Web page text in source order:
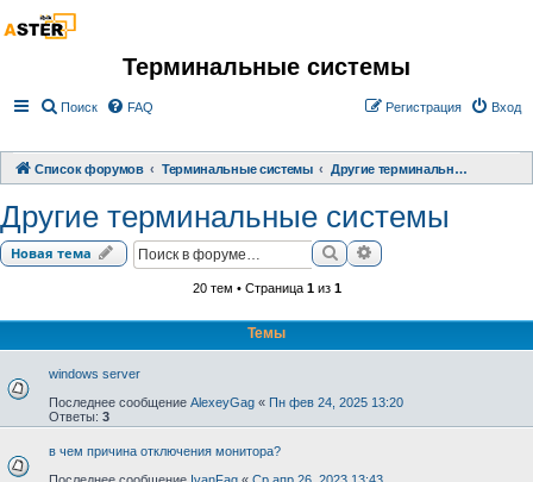
Терминальные системы
Поиск FAQ Вход
Регистрация
Список форумов Терминальные системы Другие терминальные системы
Другие терминальные системы
Новая тема ПоискРасширенный поиск
20 тем • Страница 1из 1
Темы
windows server
Последнее сообщение AlexeyGag « Пн фев 24, 2025 13:20
Ответы: 3
в чем причина отключения монитора?